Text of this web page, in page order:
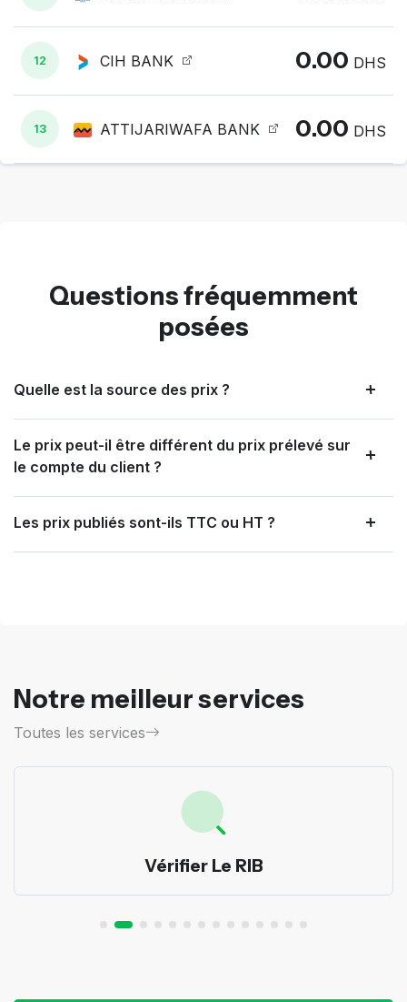
12 CIH BANK 0.00 DHS
13 ATTIJARIWAFA BANK 0.00 DHS
Questions fréquemment
posées
Quelle est la source des prix ?
Le prix peut-il être différent du prix prélevé sur
le compte du client ?
Les prix publiés sont-ils TTC ou HT ?
Notre meilleur services
Toutes les services
Vérifier Le RIB